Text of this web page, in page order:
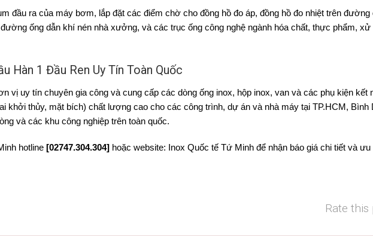
đầu ra của máy bơm, lắp đặt các điểm chờ cho đồng hồ đo áp, đồng hồ đo nhiệt trên đường
ống dẫn khí nén nhà xưởng, và các trục ống công nghệ ngành hóa chất, thực phẩm,
Hàn 1 Đầu Ren Uy Tín Toàn Quốc
vị uy tín chuyên gia công và cung cấp các dòng ống inox, hộp inox, van và các phụ kiện kết
khởi thủy, mặt bích) chất lượng cao cho các công trình, dự án và nhà máy tại TP.HCM, Bình
và các khu công nghiệp trên toàn quốc.
hotline [02747.304.304] hoặc website: Inox Quốc tế Tứ Minh để nhận báo giá chi tiết và ưu
Rate